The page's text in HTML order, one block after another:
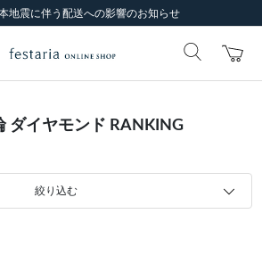
地震に伴う配送への影響のお知らせ
ダイヤモンド RANKING
絞り込む